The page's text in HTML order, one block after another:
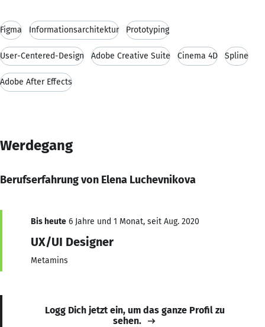
Figma Informationsarchitektur Prototyping
User-Centered-Design Adobe Creative Suite Cinema 4D Spline
Adobe After Effects
Werdegang
Berufserfahrung von Elena Luchevnikova
Bis heute 6 Jahre und 1 Monat, seit Aug. 2020
UX/UI Designer
Metamins
Logg Dich jetzt ein, um das ganze Profil zu
sehen.